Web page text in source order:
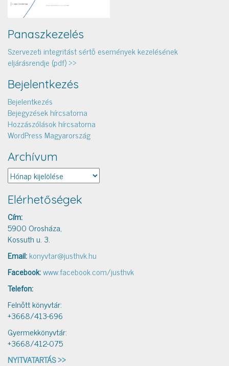
Panaszkezelés
Szervezeti integritást sértő események kezelésének
eljárásrendje (pdf) >>
Bejelentkezés
Bejelentkezés
Bejegyzések hírcsatorna
Hozzászólások hírcsatorna
WordPress Magyarország
Archívum
Archívum
Elérhetőségek
Cím:
5900 Orosháza,
Kossuth u. 3.
Email:konyvtar@justhvk.hu
Facebook:www.facebook.com/justhvk
Telefon:
Felnőtt könyvtár:
+3668/413-696
Gyermekkönyvtár:
+3668/412-075
NYITVATARTÁS >>